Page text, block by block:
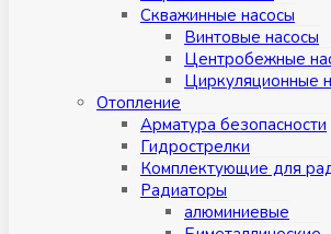
Скважинные насосы
Винтовые насосы
Центробежные
Циркуляционные
Отопление
Арматура безопасности
Гидрострелки
Комплектующие для
Радиаторы
алюминиевые